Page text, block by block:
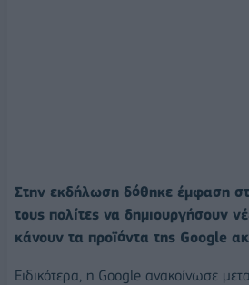
Στην εκδήλωση δόθηκε έμφαση
τους πολίτες να δημιουργήσουν
κάνουν τα προϊόντα της Google
Ειδικότερα, η Google ανακοίνωσε